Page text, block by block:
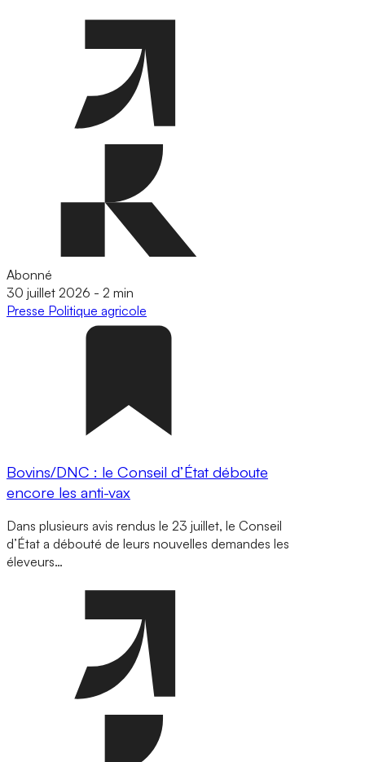
Abonné
30 juillet 2026 - 2 min
Presse Politique agricole
Bovins/DNC : le Conseil d’État déboute
encore les anti-vax
Dans plusieurs avis rendus le 23 juillet, le Conseil
d’État a débouté de leurs nouvelles demandes les
éleveurs…